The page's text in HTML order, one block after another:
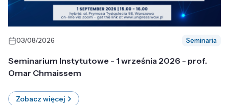
03/08/2026 Seminaria
Seminarium Instytutowe - 1 września 2026 - prof.
Omar Chmaissem
Zobacz więcej